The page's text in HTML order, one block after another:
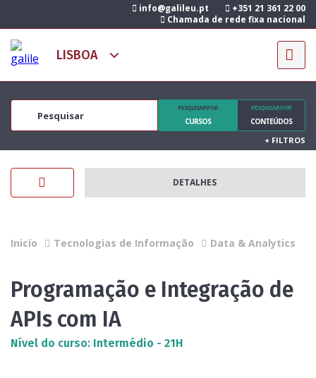
info@galileu.pt
+351 21 361 22 00
Chamada de rede fixa nacional
PESQUISAR POR
CURSOS
PESQUISAR POR
CONTEÚDOS
+ FILTROS
DETALHES
Inicío Tecnologias de Informação Data & Analytics
Programação e Integração de
APIs com IA
Nível do curso: Intermédio - 21H